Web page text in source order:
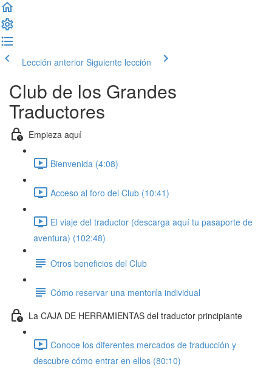
Lección anterior Siguiente lección
Club de los Grandes
Traductores
Empieza aquí
Bienvenida (4:08)
Acceso al foro del Club (10:41)
El viaje del traductor (descarga aquí tu pasaporte de
aventura) (102:48)
Otros beneficios del Club
Cómo reservar una mentoría individual
La CAJA DE HERRAMIENTAS del traductor principiante
Conoce los diferentes mercados de traducción y
descubre cómo entrar en ellos (80:10)